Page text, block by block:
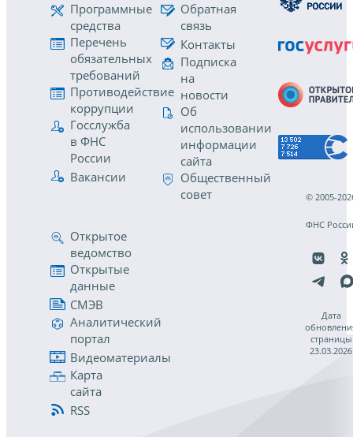
Программные
средства
Перечень
обязательных
требований
Противодействие
коррупции
Госслужба
в ФНС
России
Вакансии
Обратная
связь
Контакты
Подписка
на
новости
Об
использовании
информации
сайта
Общественный
совет
Открытое
ведомство
Открытые
данные
СМЭВ
Аналитический
портал
Видеоматериалы
Карта
сайта
RSS
© 2005-
ФНС
Дата
страницы
23.03.2026